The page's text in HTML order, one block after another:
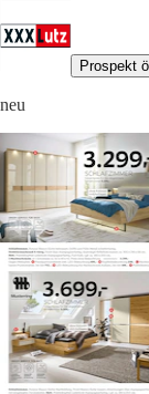
Prospekt
neu